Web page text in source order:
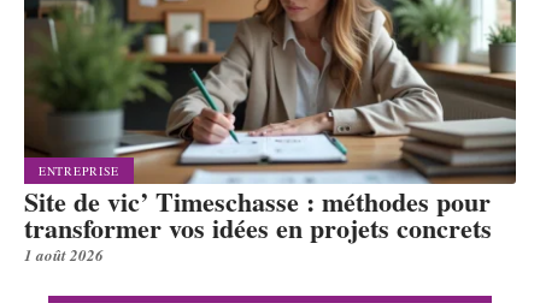
ENTREPRISE
Site de vic’ Timeschasse : méthodes pour
transformer vos idées en projets concrets
1 août 2026